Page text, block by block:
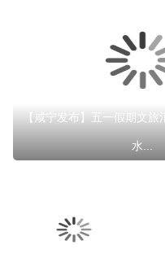
【咸宁发布】五一假期文旅
水...